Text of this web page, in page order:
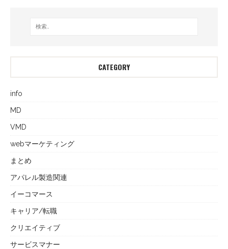
CATEGORY
info
MD
VMD
webマーケティング
まとめ
アパレル製造関連
イーコマース
キャリア/転職
クリエイティブ
サービスマナー